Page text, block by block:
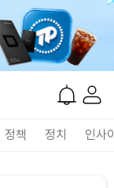
정책 정치 인사
₩1,472(+2.99%)